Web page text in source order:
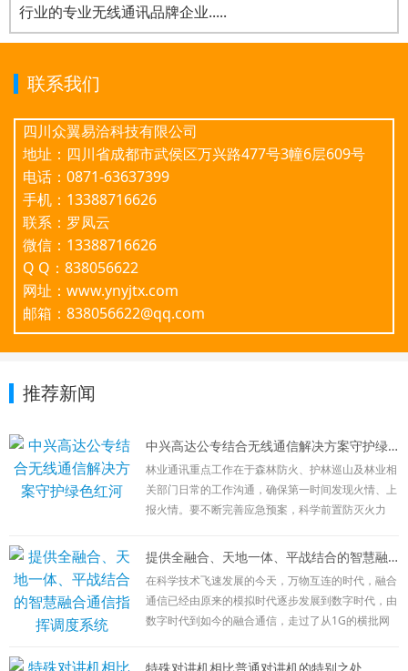
行业的专业无线通讯品牌企业.....
联系我们
四川众翼易洽科技有限公司
地址：四川省成都市武侯区万兴路477号3幢6层609号
电话：0871-63637399
手机：13388716626
联系：罗凤云
微信：13388716626
Q Q：838056622
网址：www.ynyjtx.com
邮箱：838056622@qq.com
推荐新闻
中兴高达公专结合无线通信解决方案守护绿色红河
林业通讯重点工作在于森林防火、护林巡山及林业相
关部门日常的工作沟通，确保第一时间发现火情、上
报火情。要不断完善应急预案，科学前置防灭火力
去、信息能畅通，有力有序有效处置火灾扑救、火场
目前林业通讯方式主要有以下几种：公网通讯：
在林区外围相应负责人向总部进行日常沟通及工作汇
报使用，该通讯方式简单，接续时间长，但受网络限
提供全融合、天地一体、平战结合的智慧融合通信指挥调度系统
在科学技术飞速发展的今天，万物互连的时代，融合
通信已经由原来的模拟时代逐步发展到数字时代，由
数字时代到如今的融合通信，走过了从1G的横批网
网结合；现在宽窄融合、公专结合已经满足不了广大
特殊对讲机相比普通对讲机的特别之处